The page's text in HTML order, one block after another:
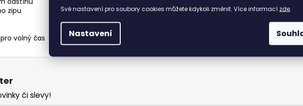
Své nastavení pro soubory cookies můžete kdykoli změnit. Více informací zde.
Nastavení
zipu
volný čas
či slevy!